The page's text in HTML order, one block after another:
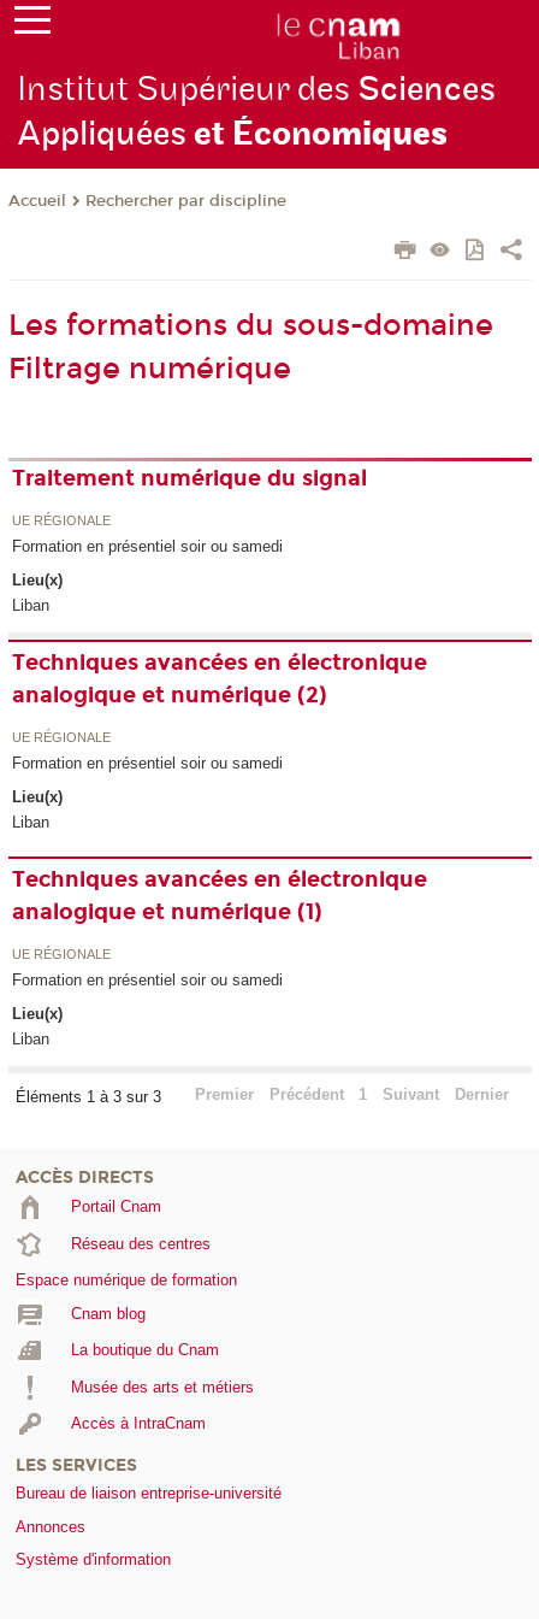
Institut Supérieur des Sciences
Appliquéeset Économiques
Accueil Rechercher par discipline
Les formations du sous-domaine
Filtrage numérique
Traitement numérique du signal
UE RÉGIONALE
Formation en présentiel soir ou samedi
Lieu(x)
Liban
Techniques avancées en électronique
analogique et numérique (2)
UE RÉGIONALE
Formation en présentiel soir ou samedi
Lieu(x)
Liban
Techniques avancées en électronique
analogique et numérique (1)
UE RÉGIONALE
Formation en présentiel soir ou samedi
Lieu(x)
Liban
Éléments 1 à 3 sur 3 Premier Précédent 1 Suivant Dernier
ACCÈS DIRECTS
Portail Cnam
Réseau des centres
Espace numérique de formation
Cnam blog
La boutique du Cnam
Musée des arts et métiers
Accès à IntraCnam
LES SERVICES
Bureau de liaison entreprise-université
Annonces
Système d'information